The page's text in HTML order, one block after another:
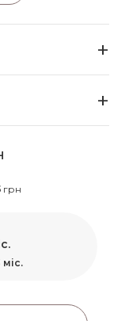
грн
міс.